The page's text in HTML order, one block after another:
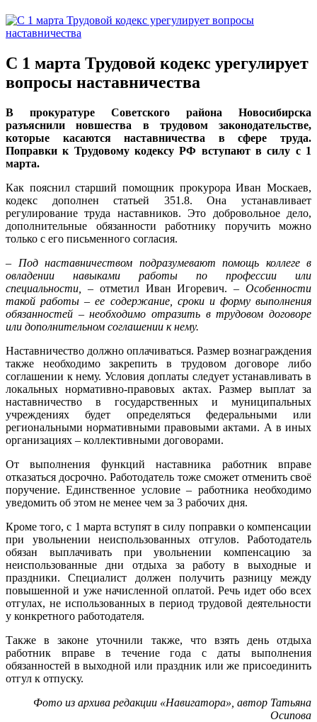
С 1 марта Трудовой кодекс урегулирует
вопросы наставничества
В прокуратуре Советского района Новосибирска
разъяснили новшества в трудовом законодательстве,
которые касаются наставничества в сфере труда.
Поправки к Трудовому кодексу РФ вступают в силу с 1
марта.
Как пояснил старший помощник прокурора Иван Москаев,
кодекс дополнен статьей 351.8. Она устанавливает
регулирование труда наставников. Это добровольное дело,
дополнительные обязанности работнику поручить можно
только с его письменного согласия.
– Под наставничеством подразумевают помощь коллеге в
овладении навыками работы по профессии или
специальности,
– отметил Иван Игоревич. – Особенности
такой работы – ее содержание, сроки и форму выполнения
обязанностей – необходимо отразить в трудовом договоре
или дополнительном соглашении к нему.
Наставничество должно оплачиваться. Размер вознаграждения
также необходимо закрепить в трудовом договоре либо
соглашении к нему. Условия доплаты следует устанавливать в
локальных нормативно-правовых актах. Размер выплат за
наставничество в государственных и муниципальных
учреждениях будет определяться федеральными или
региональными нормативными правовыми актами. А в иных
организациях – коллективными договорами.
От выполнения функций наставника работник вправе
отказаться досрочно. Работодатель тоже сможет отменить своё
поручение. Единственное условие – работника необходимо
уведомить об этом не менее чем за 3 рабочих дня.
Кроме того, с 1 марта вступят в силу поправки о компенсации
при увольнении неиспользованных отгулов. Работодатель
обязан выплачивать при увольнении компенсацию за
неиспользованные дни отдыха за работу в выходные и
праздники. Специалист должен получить разницу между
повышенной и уже начисленной оплатой. Речь идет обо всех
отгулах, не использованных в период трудовой деятельности
у конкретного работодателя.
Также в законе уточнили также, что взять день отдыха
работник вправе в течение года с даты выполнения
обязанностей в выходной или праздник или же присоединить
отгул к отпуску.
Фото из архива редакции «Навигатора», автор Татьяна
Осипова